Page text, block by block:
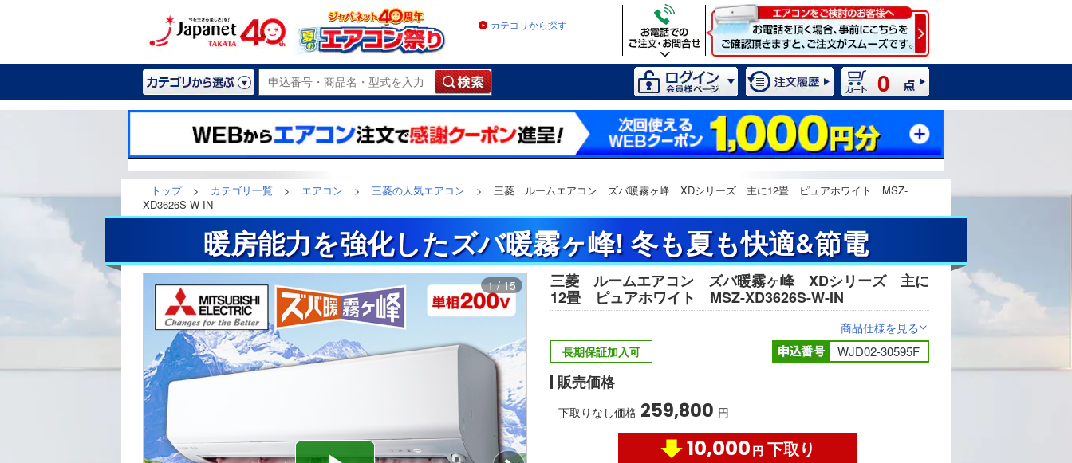
カテゴリから探す
0
トップ > カテゴリ一覧 > エアコン > 三菱の人気エアコン >
三菱 ルームエアコン ズバ暖霧ヶ峰 XDシリーズ 主に12畳 ピュアホワイト MSZ-
XD3626S-W-IN
暖房能力を強化したズバ暖霧ヶ峰! 冬も夏も快適&節電
1 / 15 2 / 15
三菱 ルームエアコン ズバ暖霧ヶ峰 XDシリーズ 主に
12畳 ピュアホワイト MSZ-XD3626S-W-IN
商品仕様を見る>
長期保証加入可 WJD02-30595F
販売価格
下取りなし価格 259,800 円
10,000 円 下取り